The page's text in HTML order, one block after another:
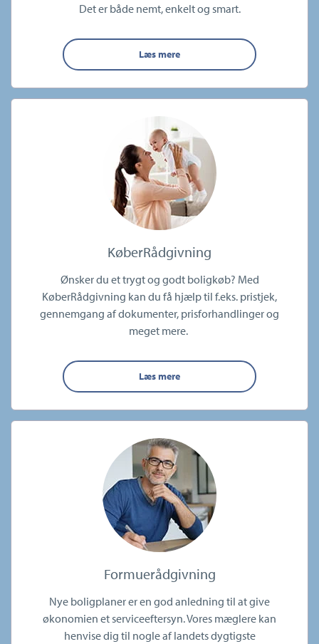
Det er både nemt, enkelt og smart.
Læs mere
KøberRådgivning
Ønsker du et trygt og godt boligkøb? Med
KøberRådgivning kan du få hjælp til f.eks. pristjek,
gennemgang af dokumenter, prisforhandlinger og
meget mere.
Læs mere
Formuerådgivning
Nye boligplaner er en god anledning til at give
økonomien et serviceeftersyn. Vores mæglere kan
henvise dig til nogle af landets dygtigste